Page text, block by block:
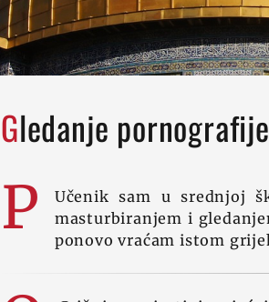
Gledanje
P
Učenik sam u srednjoj
masturbiranjem i
ponovo vraćam istom